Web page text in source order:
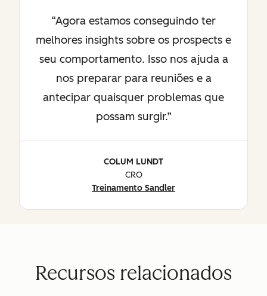
Agora estamos conseguindo ter
melhores insights sobre os prospects e
seu comportamento. Isso nos ajuda a
nos preparar para reuniões e a
antecipar quaisquer problemas que
possam surgir.
COLUM LUNDT
CRO
Treinamento Sandler
Recursos relacionados